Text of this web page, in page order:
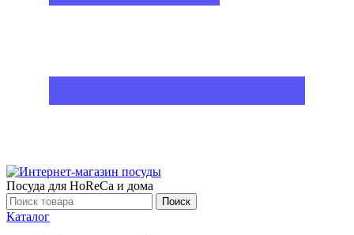
Посуда для HoReCa и дома
Поиск
Каталог